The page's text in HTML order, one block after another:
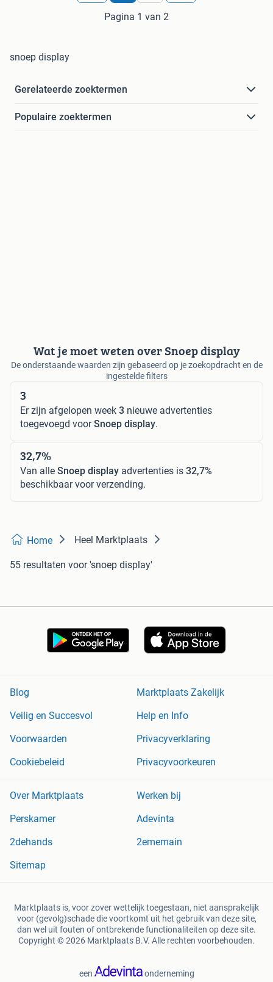
Pagina 1 van 2
snoep display
Gerelateerde zoektermen
Populaire zoektermen
Wat je moet weten over Snoep display
De onderstaande waarden zijn gebaseerd op je zoekopdracht en de
ingestelde filters
3
Er zijn afgelopen week 3 nieuwe advertenties
toegevoegd voorSnoep display.
32,7%
Van alle Snoep display advertenties is 32,7%
beschikbaar voor verzending.
Home Heel Marktplaats
55 resultaten voor 'snoep display'
Blog
Marktplaats Zakelijk
Veilig en Succesvol
Help en Info
Voorwaarden
Privacyverklaring
Cookiebeleid
Privacyvoorkeuren
Over Marktplaats
Werken bij
Perskamer
Adevinta
2dehands
2ememain
Sitemap
Marktplaats is, voor zover wettelijk toegestaan, niet aansprakelijk
voor (gevolg)schade die voortkomt uit het gebruik van deze site,
dan wel uit fouten of ontbrekende functionaliteiten op deze site.
Copyright © 2026 Marktplaats B.V. Alle rechten voorbehouden.
een onderneming